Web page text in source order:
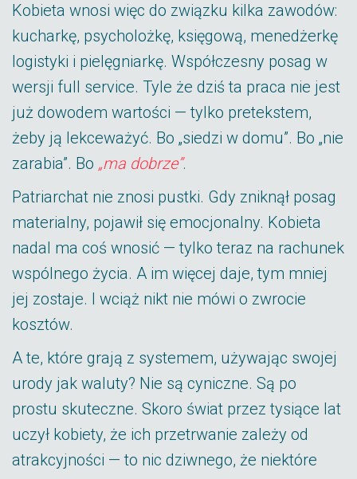
Kobieta wnosi więc do związku kilka zawodów:
kucharkę, psycholożkę, księgową, menedżerkę
logistyki i pielęgniarkę. Współczesny posag w
wersji full service. Tyle że dziś ta praca nie jest
już dowodem wartości — tylko pretekstem,
żeby ją lekceważyć. Bo „siedzi w domu”. Bo „nie
zarabia”. Bo „ma dobrze”.
Patriarchat nie znosi pustki. Gdy zniknął posag
materialny, pojawił się emocjonalny. Kobieta
nadal ma coś wnosić — tylko teraz na rachunek
wspólnego życia. A im więcej daje, tym mniej
jej zostaje. I wciąż nikt nie mówi o zwrocie
kosztów.
A te, które grają z systemem, używając swojej
urody jak waluty? Nie są cyniczne. Są po
prostu skuteczne. Skoro świat przez tysiące lat
uczył kobiety, że ich przetrwanie zależy od
atrakcyjności — to nic dziwnego, że niektóre